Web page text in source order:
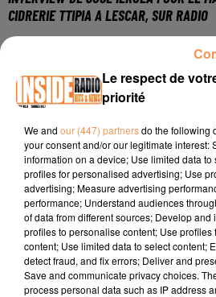
CIDRERIE TTIPIA A LESCAR, SUR RADIO
Cidrerie Ttipia à Lescar, sur Radio
Téléphone : 05 59 62 22 38 ou 06 33
Adresse : 37, Avenue de Pau, à
Facebook : https://
1610524752517910/
Site :http://ttipia.364.fr/?
Le respect de
priorité
We and our (447) partnersdo the following
your consent and/or our legitimate interest:
information on a device; Use limited data
profiles for personalised advertising; Use
advertising; Measure advertising
performance; Understand audiences
of data from different sources; Develop
profiles to personalise content; Use profiles
content; Use limited data to select content;
detect fraud, and fix errors; Deliver and
Save and communicate privacy choices.
process personal data such as IP address